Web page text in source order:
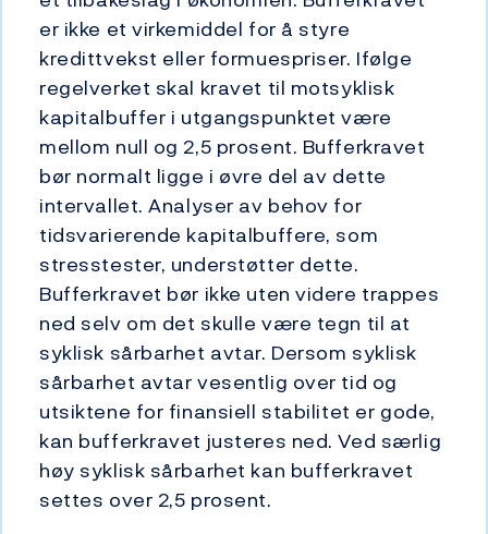
er ikke et virkemiddel for å styre
kredittvekst eller formuespriser. Ifølge
regelverket skal kravet til motsyklisk
kapitalbuffer i utgangspunktet være
mellom null og 2,5 prosent. Bufferkravet
bør normalt ligge i øvre del av dette
intervallet. Analyser av behov for
tidsvarierende kapitalbuffere, som
stresstester, understøtter dette.
Bufferkravet bør ikke uten videre trappes
ned selv om det skulle være tegn til at
syklisk sårbarhet avtar. Dersom syklisk
sårbarhet avtar vesentlig over tid og
utsiktene for finansiell stabilitet er gode,
kan bufferkravet justeres ned. Ved særlig
høy syklisk sårbarhet kan bufferkravet
settes over 2,5 prosent.